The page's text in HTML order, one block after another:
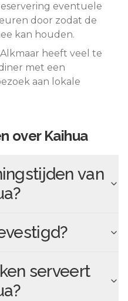
eventuele
door zodat de
kan houden.
Alkmaar heeft veel te
met een
aan lokale
over Kaihua
van
?
serveert
?